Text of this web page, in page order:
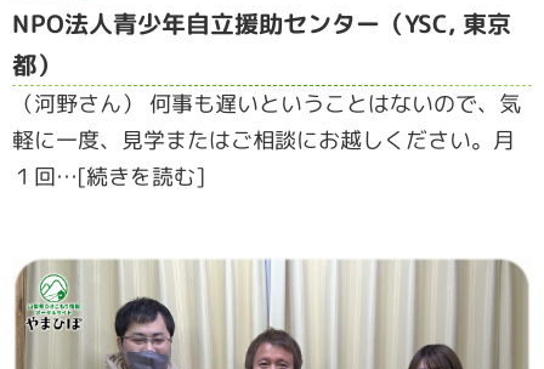
NPO法人青少年自立援助センター（YSC, 東京
都）
（河野さん） 何事も遅いということはないので、気
軽に一度、見学またはご相談にお越しください。月
１回…[続きを読む]